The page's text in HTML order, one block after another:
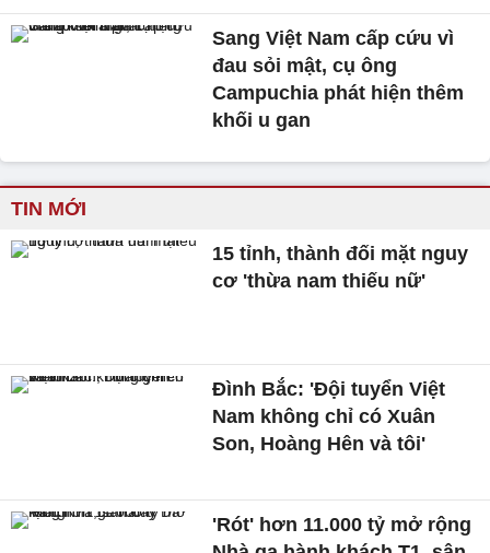
Sang Việt Nam cấp cứu vì
đau sỏi mật, cụ ông
Campuchia phát hiện thêm
khối u gan
TIN MỚI
15 tỉnh, thành đối mặt nguy
cơ 'thừa nam thiếu nữ'
Đình Bắc: 'Đội tuyển Việt
Nam không chỉ có Xuân
Son, Hoàng Hên và tôi'
'Rót' hơn 11.000 tỷ mở rộng